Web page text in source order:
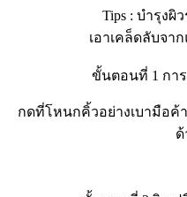
Tips : บำรุงผิ
เอาเคล็ดลับจา
ขั้นตอนที่ 1 กา
กดที่โหนกคิ้วอย่างเบามือค้